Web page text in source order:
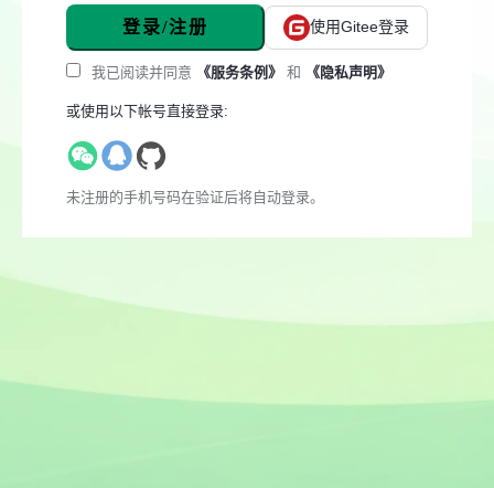
登录/注册 使用Gitee登录
我已阅读并同意 《服务条例》 和 《隐私声明》
或使用以下帐号直接登录:
未注册的手机号码在验证后将自动登录。